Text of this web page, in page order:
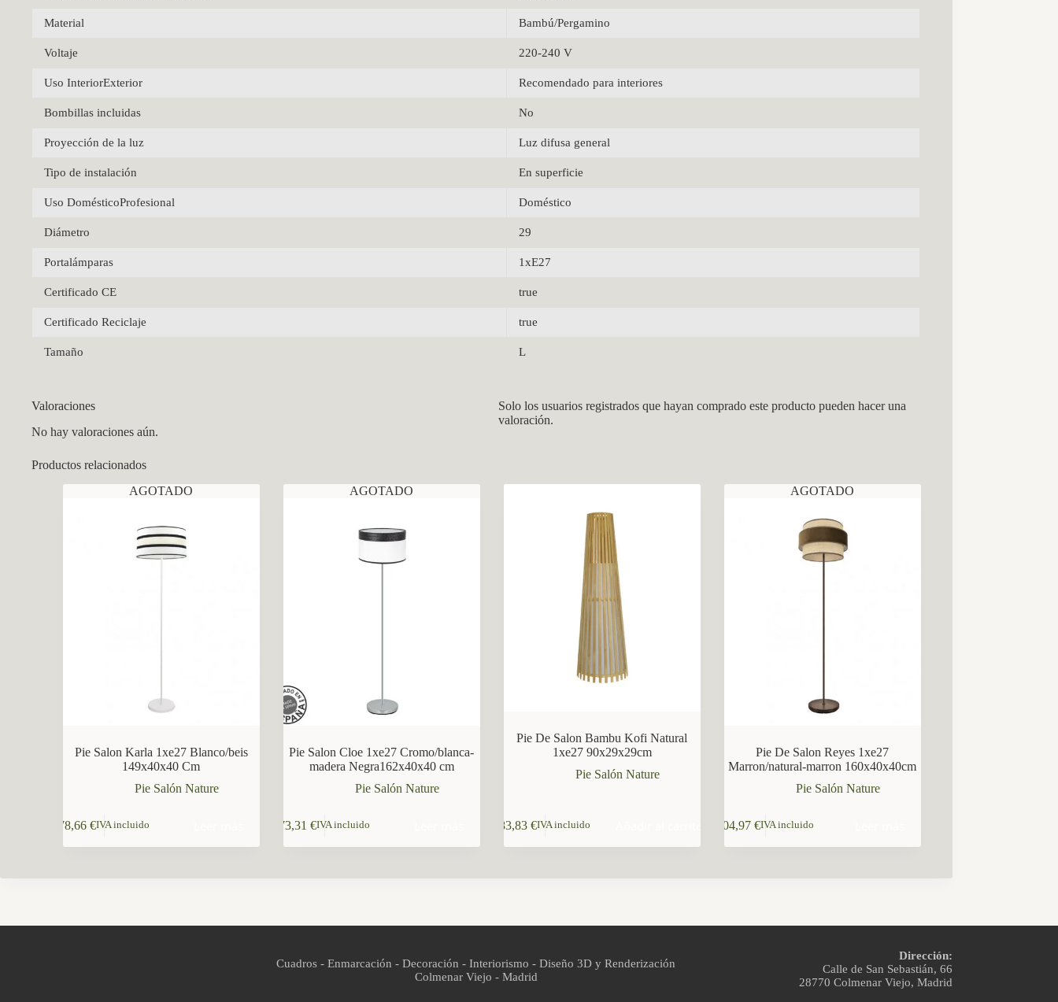
Material Bambú/Pergamino
Voltaje 220-240 V
Uso InteriorExterior Recomendado para interiores
Bombillas incluidas No
Proyección de la luz Luz difusa general
Tipo de instalación En superficie
Uso DomésticoProfesional Doméstico
Diámetro 29
Portalámparas 1xE27
Certificado CE true
Certificado Reciclaje true
Tamaño L
Valoraciones
No hay valoraciones aún.
Solo los usuarios registrados que hayan comprado este producto pueden hacer una
valoración.
Productos relacionados
AGOTADO
Pie Salon Karla 1xe27 Blanco/beis
149x40x40 Cm
Pie Salón Nature
78,66€IVA incluido
AGOTADO
Pie Salon Cloe 1xe27 Cromo/blanca-
madera Negra162x40x40 cm
Pie Salón Nature
73,31€IVA incluido
Pie De Salon Bambu Kofi Natural
1xe27 90x29x29cm
Pie Salón Nature
83,83€IVA incluido
AGOTADO
Pie De Salon Reyes 1xe27
Marron/natural-marron 160x40x40cm
Pie Salón Nature
104,97€IVA incluido
Cuadros - Enmarcación - Decoración - Interiorismo - Diseño 3D y Renderización
Colmenar Viejo - Madrid
Dirección:
Calle de San Sebastián, 66
28770 Colmenar Viejo, Madrid